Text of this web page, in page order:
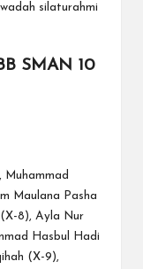
silaturahmi
SMAN 10
Muhammad
Maulana Pasha
8), Ayla Nur
Hasbul Hadi
(X-9),